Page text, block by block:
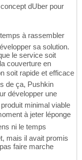
dUber pour
à rassembler
sa solution.
le service soit
couverture en
soit rapide et efficace
de ça, Pushkin
développer une
minimal viable
à jeter léponge
ni le temps
mais il avait promis
faire marche